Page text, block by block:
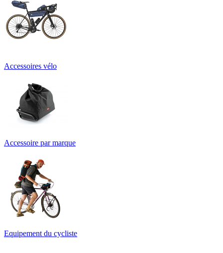
Accessoires vélo
Accessoire par marque
Equipement du cycliste